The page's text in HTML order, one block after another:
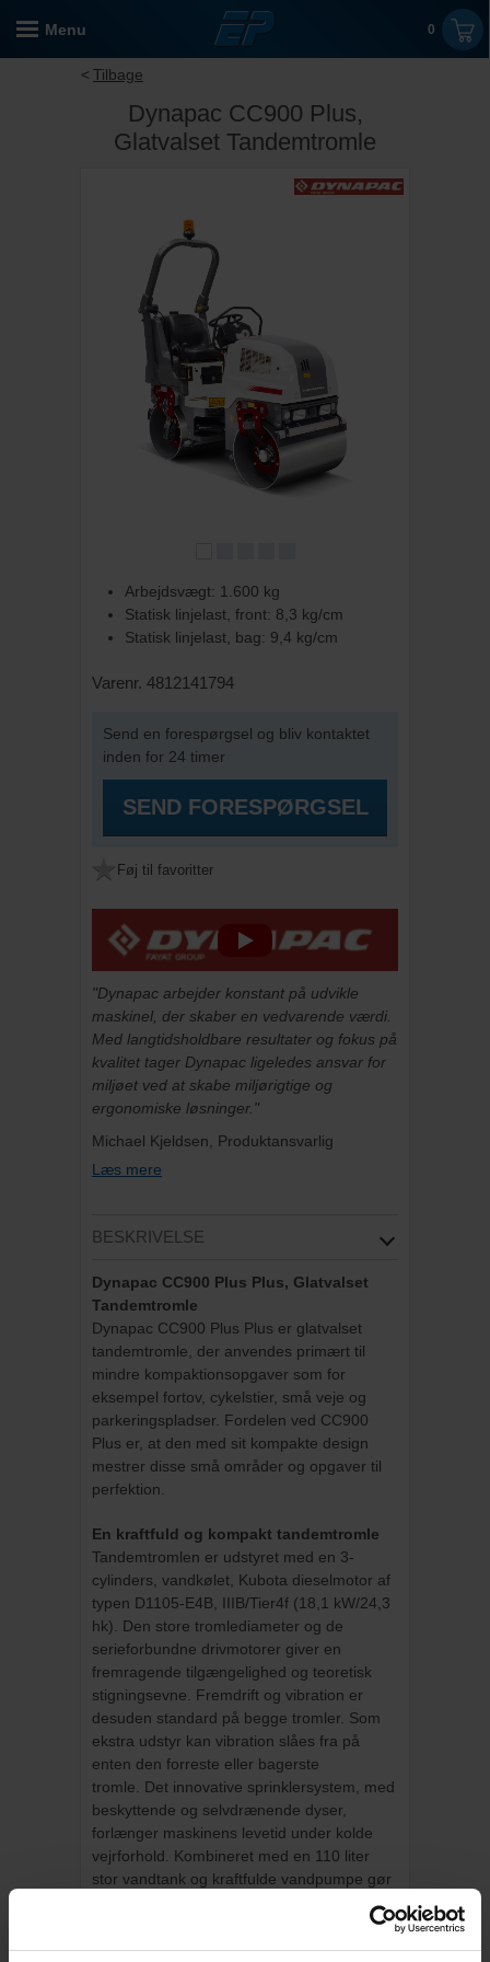
Menu 0
Tilbage
Dynapac CC900 Plus,
Glatvalset Tandemtromle
Arbejdsvægt: 1.600 kg
Statisk linjelast, front: 8,3 kg/cm
Statisk linjelast, bag: 9,4 kg/cm
Varenr. 4812141794
Send en forespørgsel og bliv kontaktet
inden for 24 timer
SEND FORESPØRGSEL
Føj til favoritter
"Dynapac arbejder konstant på udvikle
maskinel, der skaber en vedvarende værdi.
Med langtidsholdbare resultater og fokus på
kvalitet tager Dynapac ligeledes ansvar for
miljøet ved at skabe miljørigtige og
ergonomiske løsninger."
Michael Kjeldsen, Produktansvarlig
Læs mere
BESKRIVELSE
Dynapac CC900 Plus Plus, Glatvalset
Tandemtromle
Dynapac CC900 Plus Plus er glatvalset
tandemtromle, der anvendes primært til
mindre kompaktionsopgaver som for
eksempel fortov, cykelstier, små veje og
parkeringspladser. Fordelen ved CC900
Plus er, at den med sit kompakte design
mestrer disse små områder og opgaver til
perfektion.
En kraftfuld og kompakt tandemtromle
Tandemtromlen er udstyret med en 3-
cylinders, vandkølet, Kubota dieselmotor af
typen D1105-E4B, IIIB/Tier4f (18,1 kW/24,3
hk). Den store tromlediameter og de
serieforbundne drivmotorer giver en
fremragende tilgængelighed og teoretisk
stigningsevne. Fremdrift og vibration er
desuden standard på begge tromler. Som
ekstra udstyr kan vibration slåes fra på
enten den forreste eller bagerste
tromle. Det innovative sprinklersystem, med
beskyttende og selvdrænende dyser,
forlænger maskinens levetid under kolde
vejrforhold. Kombineret med en 110 liter
stor vandtank og kraftfulde vandpumpe gør
ligeledes at arbejdet bare kan fortsætte og